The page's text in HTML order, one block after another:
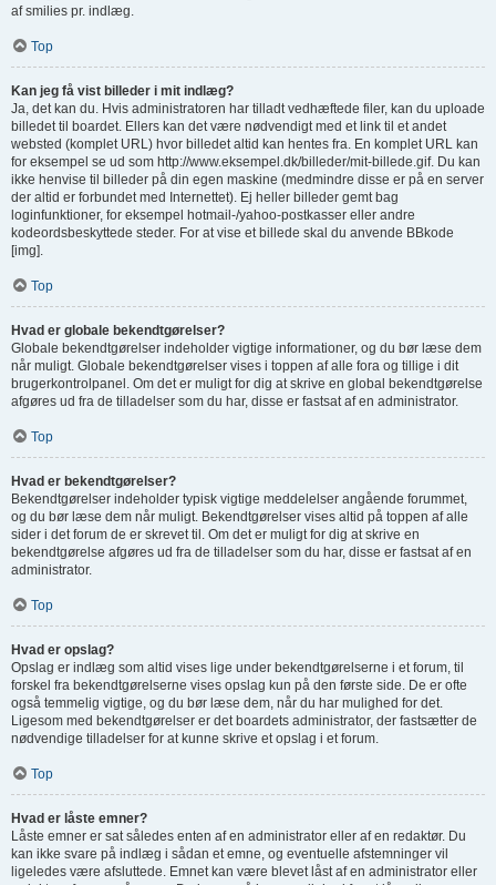
af smilies pr. indlæg.
Top
Kan jeg få vist billeder i mit indlæg?
Ja, det kan du. Hvis administratoren har tilladt vedhæftede filer, kan du uploade
billedet til boardet. Ellers kan det være nødvendigt med et link til et andet
websted (komplet URL) hvor billedet altid kan hentes fra. En komplet URL kan
for eksempel se ud som http://www.eksempel.dk/billeder/mit-billede.gif. Du kan
ikke henvise til billeder på din egen maskine (medmindre disse er på en server
der altid er forbundet med Internettet). Ej heller billeder gemt bag
loginfunktioner, for eksempel hotmail-/yahoo-postkasser eller andre
kodeordsbeskyttede steder. For at vise et billede skal du anvende BBkode
[img].
Top
Hvad er globale bekendtgørelser?
Globale bekendtgørelser indeholder vigtige informationer, og du bør læse dem
når muligt. Globale bekendtgørelser vises i toppen af alle fora og tillige i dit
brugerkontrolpanel. Om det er muligt for dig at skrive en global bekendtgørelse
afgøres ud fra de tilladelser som du har, disse er fastsat af en administrator.
Top
Hvad er bekendtgørelser?
Bekendtgørelser indeholder typisk vigtige meddelelser angående forummet,
og du bør læse dem når muligt. Bekendtgørelser vises altid på toppen af alle
sider i det forum de er skrevet til. Om det er muligt for dig at skrive en
bekendtgørelse afgøres ud fra de tilladelser som du har, disse er fastsat af en
administrator.
Top
Hvad er opslag?
Opslag er indlæg som altid vises lige under bekendtgørelserne i et forum, til
forskel fra bekendtgørelserne vises opslag kun på den første side. De er ofte
også temmelig vigtige, og du bør læse dem, når du har mulighed for det.
Ligesom med bekendtgørelser er det boardets administrator, der fastsætter de
nødvendige tilladelser for at kunne skrive et opslag i et forum.
Top
Hvad er låste emner?
Låste emner er sat således enten af en administrator eller af en redaktør. Du
kan ikke svare på indlæg i sådan et emne, og eventuelle afstemninger vil
ligeledes være afsluttede. Emnet kan være blevet låst af en administrator eller